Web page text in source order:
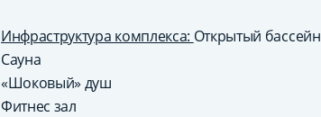
Инфраструктура комплекса: Открытый бассейн
Сауна
«Шоковый» душ
Фитнес зал